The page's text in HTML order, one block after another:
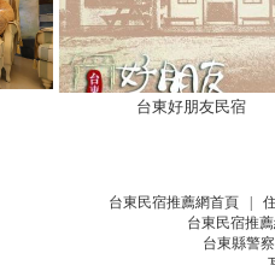
台東好朋友民宿
台東民宿推薦網首頁
台東民宿推
台東縣警